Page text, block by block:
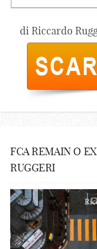
di Riccardo
FCA REMAIN O
RUGGERI